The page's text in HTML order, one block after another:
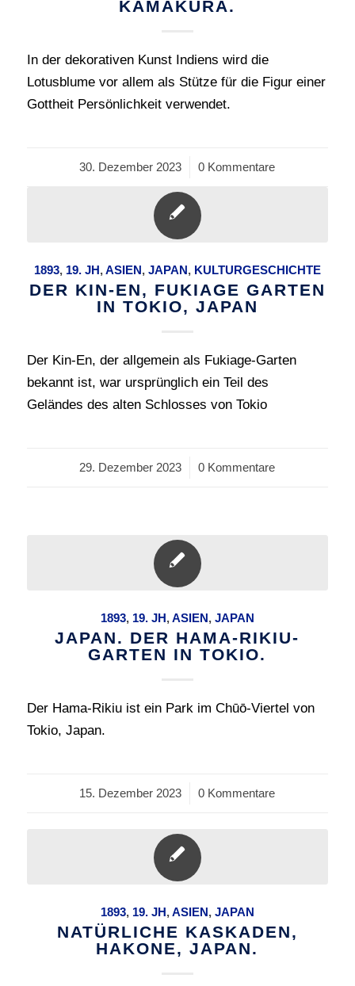
KAMAKURA.
In der dekorativen Kunst Indiens wird die
Lotusblume vor allem als Stütze für die Figur einer
Gottheit Persönlichkeit verwendet.
30. Dezember 2023
/ 0 Kommentare
1893, 19. JH,ASIEN, JAPAN, KULTURGESCHICHTE
DER KIN-EN, FUKIAGE GARTEN
IN TOKIO, JAPAN
Der Kin-En, der allgemein als Fukiage-Garten
bekannt ist, war ursprünglich ein Teil des
Geländes des alten Schlosses von Tokio
29. Dezember 2023
/ 0 Kommentare
1893, 19. JH,ASIEN, JAPAN
JAPAN. DER HAMA-RIKIU-
GARTEN IN TOKIO.
Der Hama-Rikiu ist ein Park im Chūō-Viertel von
Tokio, Japan.
15. Dezember 2023
/ 0 Kommentare
1893, 19. JH,ASIEN, JAPAN
NATÜRLICHE KASKADEN,
HAKONE, JAPAN.